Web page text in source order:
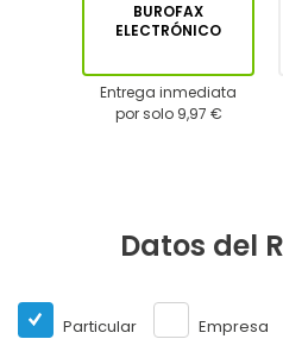
BUROFAX
ELECTRÓNICO
Entrega inmediata
por solo 9,97 €
Datos del
Particular Empresa